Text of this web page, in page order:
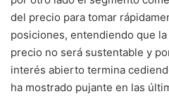
del precio para tomar
posiciones, entendiendo que
precio no será sustentable y
interés abierto termina
ha mostrado pujante en las